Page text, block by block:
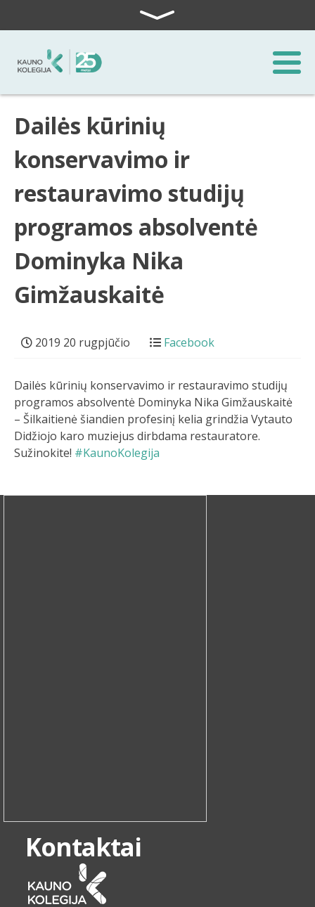
Dailės kūrinių
konservavimo ir
restauravimo studijų
programos absolventė
Dominyka Nika
Gimžauskaitė
2019 20 rugpjūčio Facebook
Dailės kūrinių konservavimo ir restauravimo studijų
programos absolventė Dominyka Nika Gimžauskaitė
– Šilkaitienė šiandien profesinį kelia grindžia Vytauto
Didžiojo karo muziejus dirbdama restauratore.
Sužinokite! #KaunoKolegija
Kontaktai